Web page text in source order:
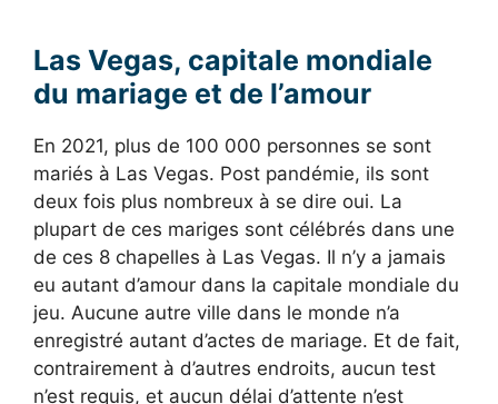
Las Vegas, capitale mondiale
du mariage et de l’amour
En 2021, plus de 100 000 personnes se sont
mariés à Las Vegas. Post pandémie, ils sont
deux fois plus nombreux à se dire oui. La
plupart de ces mariges sont célébrés dans une
de ces 8 chapelles à Las Vegas. Il n’y a jamais
eu autant d’amour dans la capitale mondiale du
jeu. Aucune autre ville dans le monde n’a
enregistré autant d’actes de mariage. Et de fait,
contrairement à d’autres endroits, aucun test
n’est requis, et aucun délai d’attente n’est